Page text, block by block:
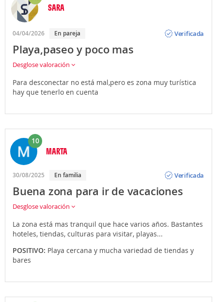
SARA
04/04/2026 En pareja
Verificada
Playa,paseo y poco mas
Desglose valoración
Para desconectar no está mal,pero es zona muy turística
hay que tenerlo en cuenta
10
MARTA
30/08/2025 En familia
Verificada
Buena zona para ir de vacaciones
Desglose valoración
La zona está mas tranquil que hace varios años. Bastantes
hoteles, tiendas, culturas para visitar, playas...
POSITIVO: Playa cercana y mucha variedad de tiendas y
bares